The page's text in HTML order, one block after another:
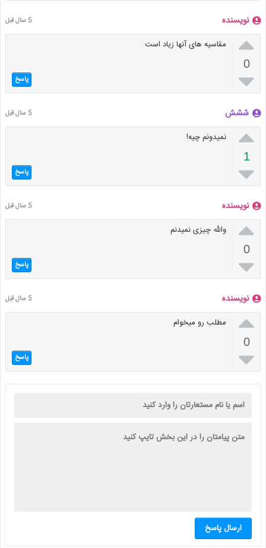
نویسنده 5 سال قبل

0

مقاسیه های آنها زیاد است
پاسخ
ششش 5 سال قبل

1

نمیدونم چیه!
پاسخ
نویسنده 5 سال قبل

0

والله چیزی نمیدنم
پاسخ
نویسنده 5 سال قبل

0

مطلب رو میخوام
پاسخ
ارسال پاسخ